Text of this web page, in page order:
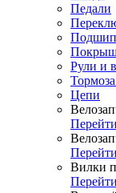
Педали
Рули и
Цепи
Перейти
Перейти
Вилки
Перейти